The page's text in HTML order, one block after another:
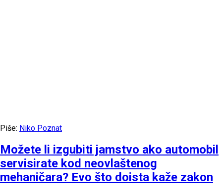
Piše: Niko Poznat
Možete li izgubiti jamstvo ako automobil
servisirate kod neovlaštenog
mehaničara? Evo što doista kaže zakon